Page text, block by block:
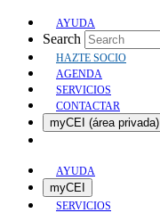
AYUDA
Search
HAZTE SOCIO
AGENDA
SERVICIOS
CONTACTAR
myCEI (área privada)
AYUDA
myCEI
SERVICIOS